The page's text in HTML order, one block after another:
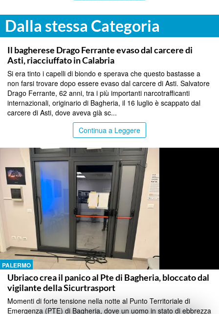
Dalla stessa Categoria
PALERMO
Il bagherese Drago Ferrante evaso dal carcere di
Asti, riacciuffato in Calabria
Si era tinto i capelli di biondo e sperava che questo bastasse a
non farsi trovare dopo essere evaso dal carcere di Asti. Salvatore
Drago Ferrante, 62 anni, tra i più importanti narcotrafficanti
internazionali, originario di Bagheria, il 16 luglio è scappato dal
carcere di Asti, dove aveva già sc...
Continua a Leggere
PALERMO
Ubriaco crea il panico al Pte di Bagheria, bloccato dal
vigilante della Sicurtrasport
Momenti di forte tensione nella notte al Punto Territoriale di
Emergenza (PTE) di Bagheria, dove un uomo in stato di ebbrezza